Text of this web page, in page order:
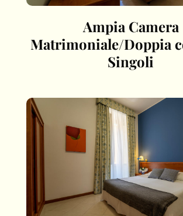
Ampia Camera
Matrimoniale/Doppia
Singoli